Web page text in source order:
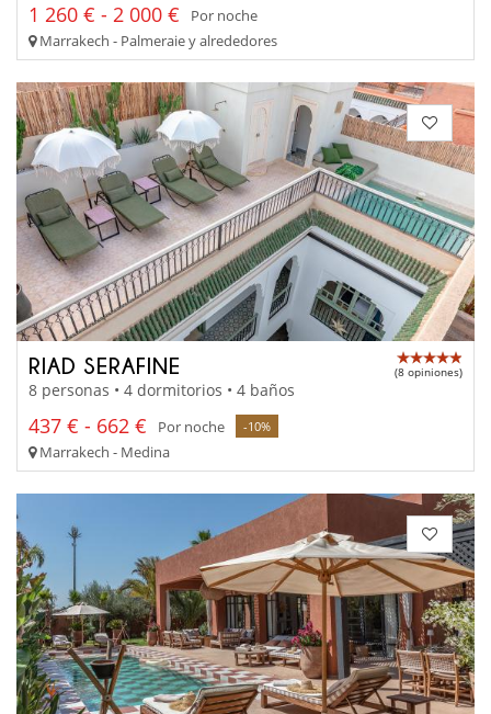
1 260 € - 2 000 €
Por noche
Marrakech - Palmeraie y alrededores
RIAD SERAFINE (8 opiniones)
8 personas • 4 dormitorios • 4 baños
437 € - 662 € Por noche -10%
Marrakech - Medina